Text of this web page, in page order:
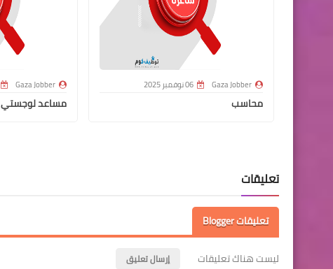
Gaza Jobber 06 نوفمبر 2025
محاسب
Gaza Jobber
مساعد لوجستي
تعليقات
تعليقات Blogger
ليست هناك تعليقات إرسال تعليق